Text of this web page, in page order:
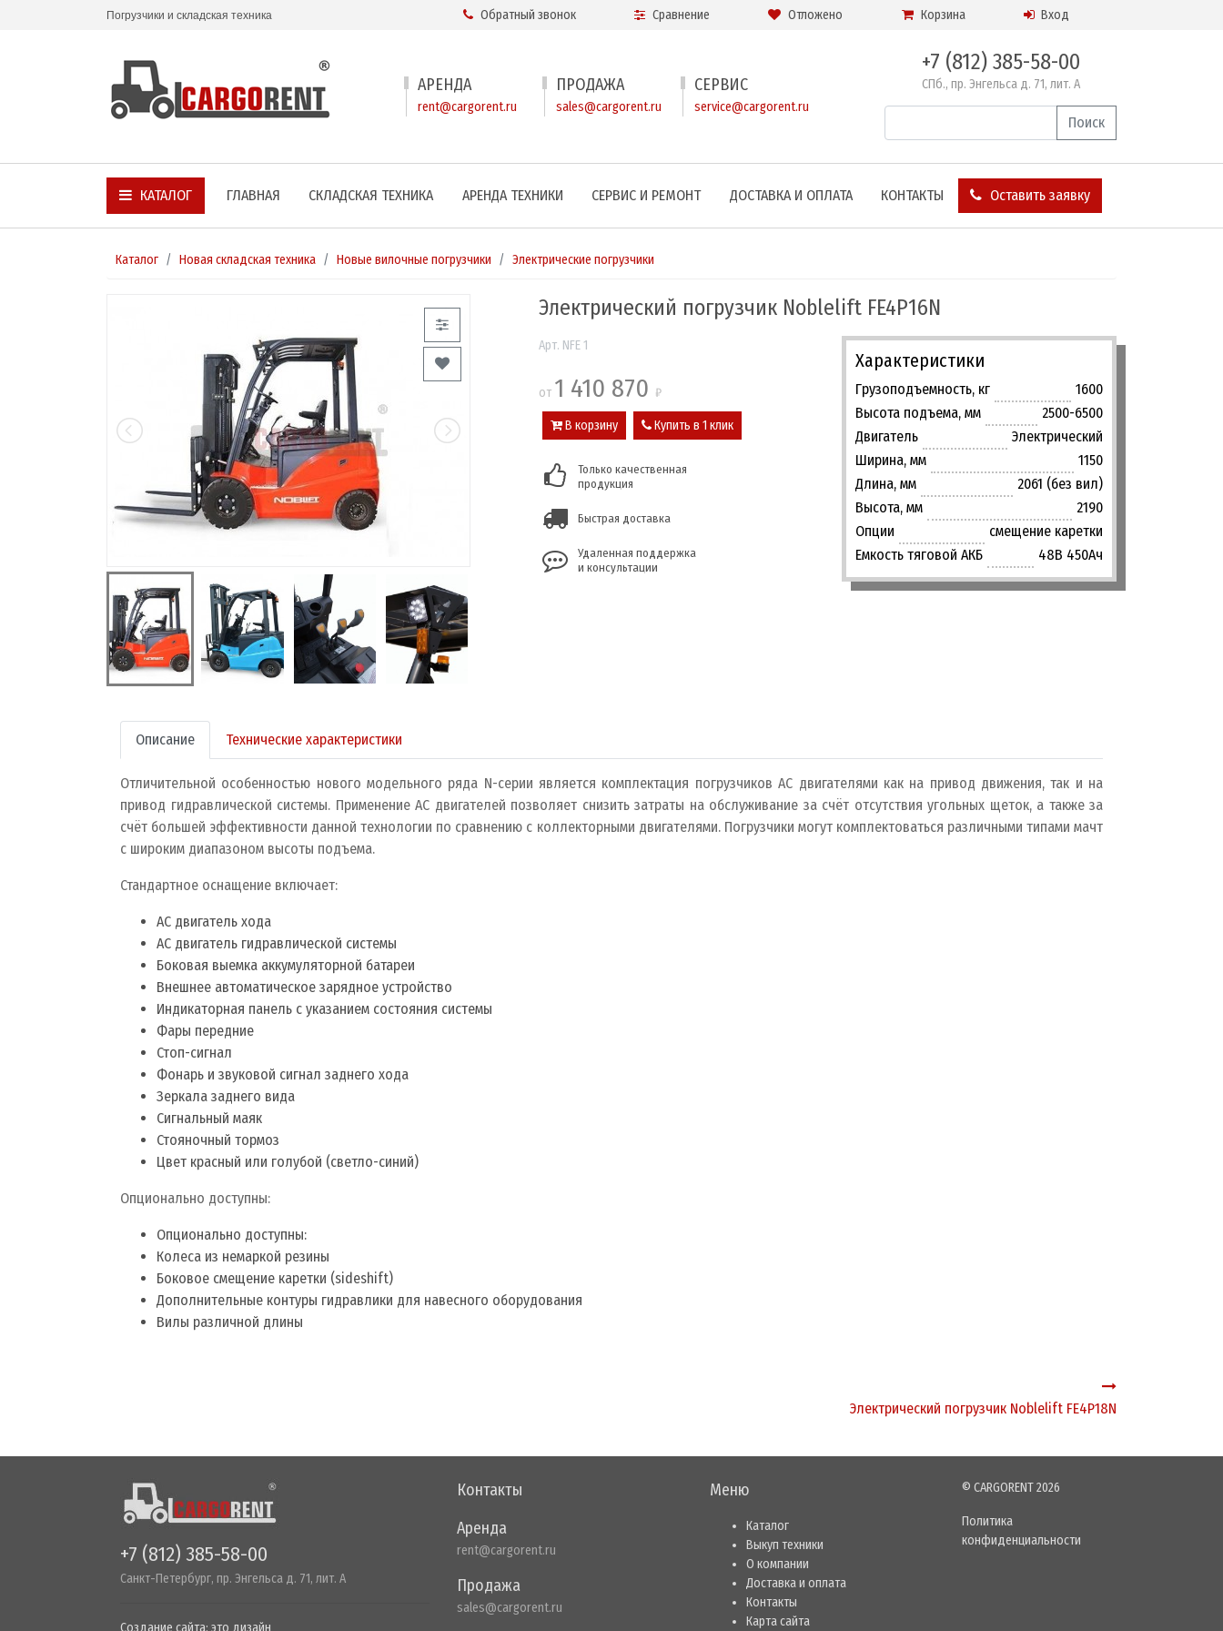
Погрузчики и складская техника Обратный звонок Сравнение Отложено Корзина Вход
АРЕНДА
rent@cargorent.ru
ПРОДАЖА
sales@cargorent.ru
СЕРВИС
service@cargorent.ru
+7 (812) 385-58-00
СПб., пр. Энгельса д. 71, лит. А
Поиск
КАТАЛОГ ГЛАВНАЯ СКЛАДСКАЯ ТЕХНИКА АРЕНДА ТЕХНИКИ СЕРВИС И РЕМОНТ ДОСТАВКА И ОПЛАТА КОНТАКТЫ Оставить заявку
Каталог Новая складская техника Новые вилочные погрузчики Электрические погрузчики
Электрический погрузчик Noblelift FE4P16N
Арт. NFE 1
от 1 410 870 ₽
В корзину Купить в 1 клик
Только качественная
продукция
Быстрая доставка
Удаленная поддержка
и консультации
Характеристики
Грузоподъемность, кг
1600
Высота подъема, мм
2500-6500
Двигатель
Электрический
Ширина, мм
1150
Длина, мм
2061 (без вил)
Высота, мм
2190
Опции
смещение каретки
Емкость тяговой АКБ
48В 450Ач
Описание Технические характеристики
Отличительной особенностью нового модельного ряда N-серии является комплектация погрузчиков АС двигателями как на привод движения, так и на
привод гидравлической системы. Применение АС двигателей позволяет снизить затраты на обслуживание за счёт отсутствия угольных щеток, а также за
счёт большей эффективности данной технологии по сравнению с коллекторными двигателями. Погрузчики могут комплектоваться различными типами мачт
с широким диапазоном высоты подъема.
Стандартное оснащение включает:
АС двигатель хода
АС двигатель гидравлической системы
Боковая выемка аккумуляторной батареи
Внешнее автоматическое зарядное устройство
Индикаторная панель с указанием состояния системы
Фары передние
Стоп-сигнал
Фонарь и звуковой сигнал заднего хода
Зеркала заднего вида
Сигнальный маяк
Стояночный тормоз
Цвет красный или голубой (светло-синий)
Опционально доступны:
Опционально доступны:
Колеса из немаркой резины
Боковое смещение каретки (sideshift)
Дополнительные контуры гидравлики для навесного оборудования
Вилы различной длины
Электрический погрузчик Noblelift FE4P18N
+7 (812) 385-58-00
Санкт-Петербург, пр. Энгельса д. 71, лит. А
Контакты
Аренда
rent@cargorent.ru
Продажа
sales@cargorent.ru
Меню
Каталог
Выкуп техники
О компании
Доставка и оплата
Контакты
Карта сайта
© CARGORENT 2026
Политика
конфиденциальности